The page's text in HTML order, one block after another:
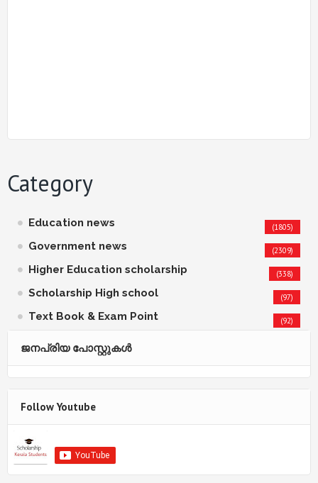
Category
Education news (1805)
Government news (2309)
Higher Education scholarship (338)
Scholarship High school (97)
Text Book & Exam Point (92)
ജനപ്രിയ പോസ്റ്റുകള്‍‌
Follow Youtube